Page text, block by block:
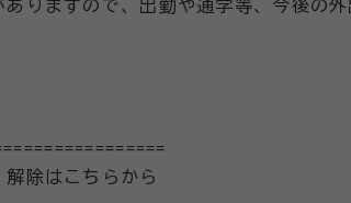
りますので、出勤や通学等、今後の
除はこちらから